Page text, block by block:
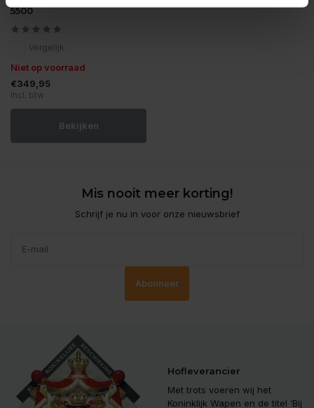
5500
Vergelijk
Niet op voorraad
€349,95
Incl. btw
Bekijken
Mis nooit meer korting!
Schrijf je nu in voor onze nieuwsbrief
Abonneer
Hofleverancier
Met trots voeren wij het
Koninklijk Wapen en de titel ‘Bij